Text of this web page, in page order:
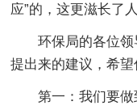
应”的，这更滋长了
环保局的各位
提出来的建议，希望
第一：我们要做